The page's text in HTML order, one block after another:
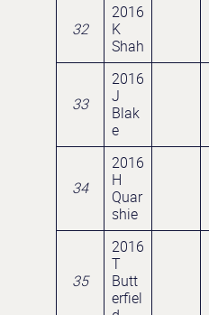
32
2016
K
Shah
33
2016
J
Blak
e
34
2016
H
Quar
shie
35
2016
T
Butt
erfiel